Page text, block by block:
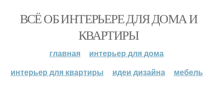
ВСЁ ОБ ИНТЕРЬЕРЕ ДЛЯ ДОМА И
КВАРТИРЫ
главная
интерьер для дома
интерьер для квартиры
идеи дизайна мебель